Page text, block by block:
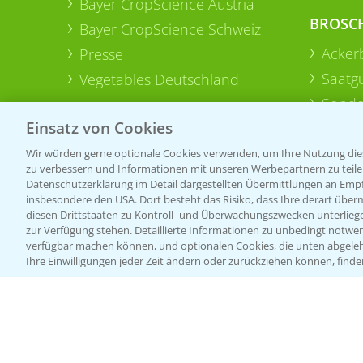
Bayer CropScience Austria
Bayer CropScience Schweiz
Presse
Vegetables Deutschland
Einsatz von Cookies
Wir würden gerne optionale Cookies verwenden, um Ihre Nutzung
zu verbessern und Informationen mit unseren Werbepartnern zu
Datenschutzerklärung im Detail dargestellten Übermittlungen an
insbesondere den USA. Dort besteht das Risiko, dass Ihre derart
diesen Drittstaaten zu Kontroll- und Überwachungszwecken
zur Verfügung stehen. Detaillierte Informationen zu unbedingt
verfügbar machen können, und optionalen Cookies, die unten
Ihre Einwilligungen jeder Zeit ändern oder zurückziehen können,